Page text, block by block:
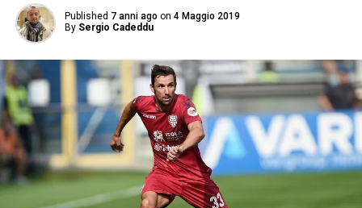
Published 7 anni ago on 4 Maggio 2019
By Sergio Cadeddu